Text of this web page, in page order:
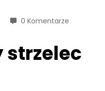
0 Komentarze
strzelec